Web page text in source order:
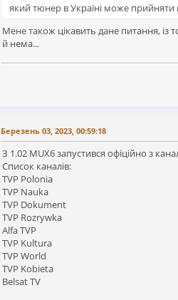
який тюнер в Україні може прийняти
Мене також цікавить дане питання, із
й нема...
Березень 03, 2023, 00:59:18
З 1.02 MUX6 запустився офіційно з
Спиcок каналів:
TVP Polonia
TVP Nauka
TVP Dokument
TVP Rozrywka
Alfa TVP
TVP Kultura
TVP World
TVP Kobieta
Belsat TV